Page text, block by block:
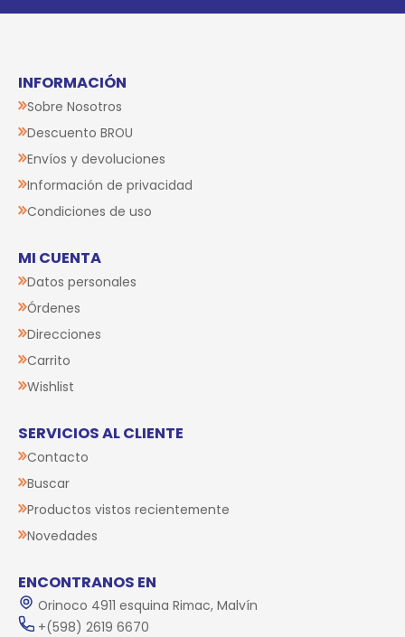
INFORMACIÓN
Sobre Nosotros
Descuento BROU
Envíos y devoluciones
Información de privacidad
Condiciones de uso
MI CUENTA
Datos personales
Órdenes
Direcciones
Carrito
Wishlist
SERVICIOS AL CLIENTE
Contacto
Buscar
Productos vistos recientemente
Novedades
ENCONTRANOS EN
Orinoco 4911 esquina Rimac, Malvín
+(598) 2619 6670